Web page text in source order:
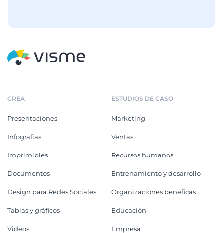
CREA
Presentaciones
Infografías
Imprimibles
Documentos
Design para Redes Sociales
Tablas y gráficos
Videos
ESTUDIOS DE CASO
Marketing
Ventas
Recursos humanos
Entrenamiento y desarrollo
Organizaciones benéficas
Educación
Empresa